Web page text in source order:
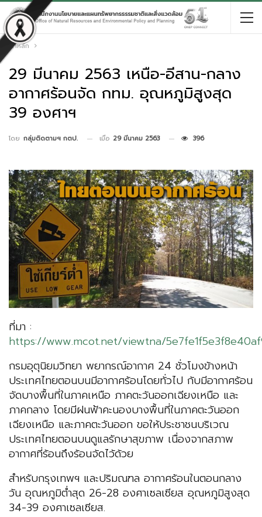
หน้าหลัก
29 มีนาคม 2563 เหนือ-อีสาน-กลาง
อากาศร้อนจัด กทม. อุณหภูมิสูงสุด
39 องศาฯ
โดย กลุ่มติดตามฯ กตป. เมื่อ 29 มีนาคม 2563 396
ที่มา :
https://www.mcot.net/viewtna/
กรมอุตุนิยมวิทยา พยากรณ์อากาศ 24 ชั่วโมงข้างหน้า
ประเทศไทยตอนบนมีอากาศร้อนโดยทั่วไป กับมีอากาศร้อน
จัดบางพื้นที่ในภาคเหนือ ภาคตะวันออกเฉียงเหนือ และ
ภาคกลาง โดยมีฝนฟ้าคะนองบางพื้นที่ในภาคตะวันออก
เฉียงเหนือ และภาคตะวันออก ขอให้ประชาชนบริเวณ
ประเทศไทยตอนบนดูแลรักษาสุขภาพ เนื่องจากสภาพ
อากาศที่ร้อนถึงร้อนจัดไว้ด้วย
สำหรับกรุงเทพฯ และปริมณฑล อากาศร้อนในตอนกลาง
วัน อุณหภูมิต่ำสุด 26-28 องศาเซลเซียส อุณหภูมิสูงสุด
34-39 องศาเซลเซียส.